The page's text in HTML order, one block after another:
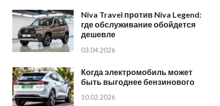
Niva Travel против Niva Legend:
где обслуживание обойдется
дешевле
03.04.2026
Когда электромобиль может
быть выгоднее бензинового
10.02.2026